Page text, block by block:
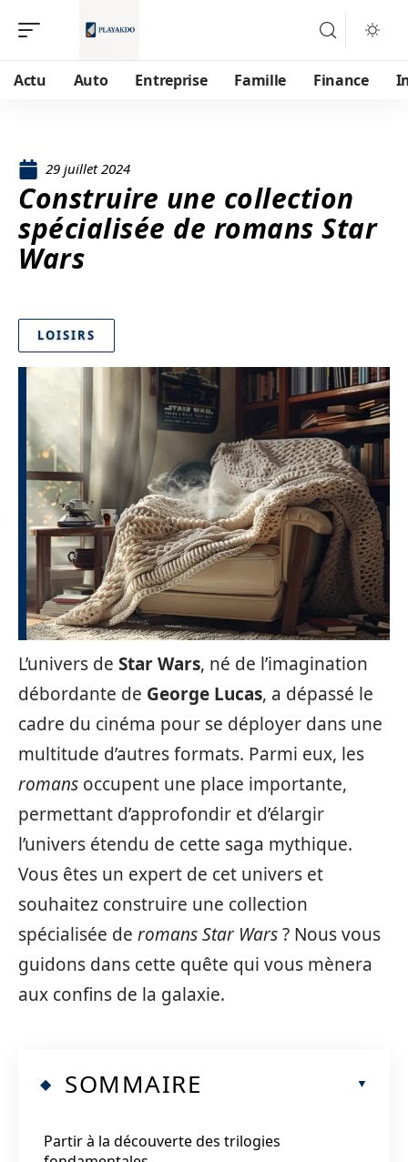
Actu Auto Entreprise Famille Finance
29 juillet 2024
Construire une collection
spécialisée de romans Star
Wars
LOISIRS
L’univers de Star Wars, né de l’imagination
débordante de George Lucas, a dépassé le
cadre du cinéma pour se déployer dans une
multitude d’autres formats. Parmi eux, les
romans occupent une place importante,
permettant d’approfondir et d’élargir
l’univers étendu de cette saga mythique.
Vous êtes un expert de cet univers et
souhaitez construire une collection
spécialisée de romans Star Wars? Nous vous
guidons dans cette quête qui vous mènera
aux confins de la galaxie.
SOMMAIRE
Partir à la découverte des trilogies